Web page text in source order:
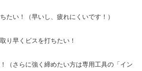
たい！（早いし、疲れにくいです！）
り早くビスを打ちたい！
（さらに強く締めたい方は専用工具の「イン